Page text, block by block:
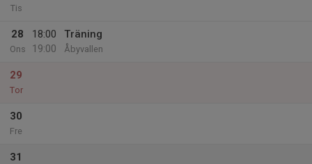
Tis
28
Ons
18:00
19:00
Träning
Åbyvallen
29
Tor
30
Fre
31